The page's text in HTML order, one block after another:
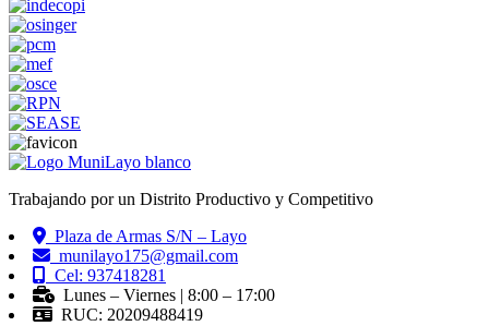
Trabajando por un Distrito Productivo y Competitivo
Plaza de Armas S/N – Layo
munilayo175@gmail.com
Cel: 937418281
Lunes – Viernes | 8:00 – 17:00
RUC: 20209488419